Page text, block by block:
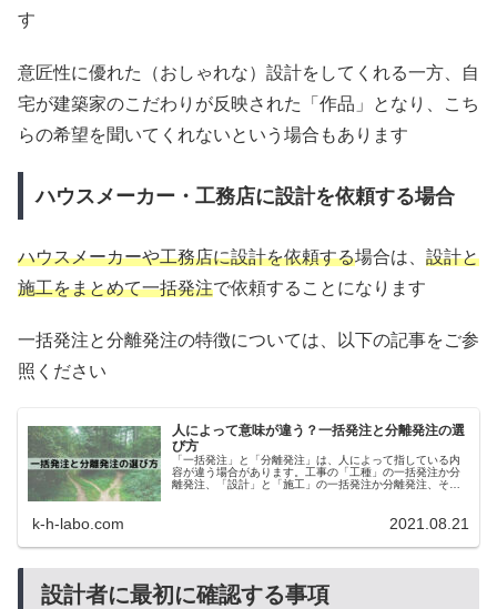
す
意匠性に優れた（おしゃれな）設計をしてくれる一方、自
宅が建築家のこだわりが反映された「作品」となり、こち
らの希望を聞いてくれないという場合もあります
ハウスメーカー・工務店に設計を依頼する場合
ハウスメーカーや工務店に設計を依頼する場合は、 設計と
施工をまとめて一括発注で依頼することになります
一括発注と分離発注の特徴については、以下の記事をご参
照ください
人によって意味が違う？一括発注と分離発注の選
び方
「一括発注」と「分離発注」は、人によって指している内
容が違う場合があります。工事の「工種」の一括発注か分
離発注、「設計」と「施工」の一括発注か分離発注、それ
k-h-labo.com 2021.08.21
設計者に最初に確認する事項